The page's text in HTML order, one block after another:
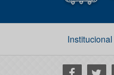
Institucional